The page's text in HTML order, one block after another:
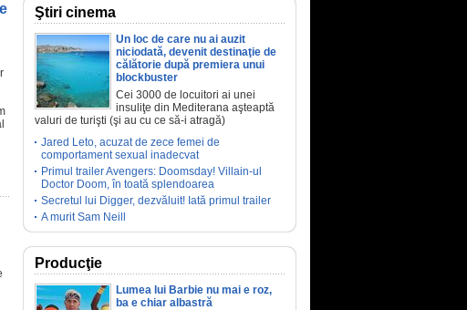
Ştiri cinema
Un loc de care nu ai auzit
niciodată, devenit destinaţie de
călătorie după premiera unui
blockbuster
Cei 3000 de locuitori ai unei
insuliţe din Mediterana aşteaptă
valuri de turişti (şi au cu ce să-i atragă)
Jared Leto, acuzat de zece femei de
comportament sexual inadecvat
Primul trailer Avengers: Doomsday! Villain-ul
Doctor Doom, în toată splendoarea
Secretul lui Digger, dezvăluit! Iată primul trailer
A murit Sam Neill
Producţie
Lumea lui Barbie nu mai e roz,
ba e chiar albastră